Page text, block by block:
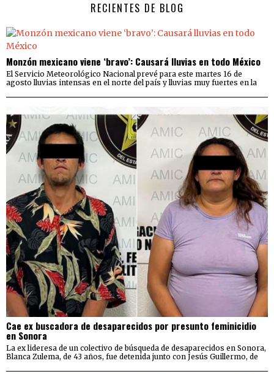
RECIENTES DE BLOG
Monzón mexicano viene ‘bravo’: Causará lluvias en todo México
El Servicio Meteorológico Nacional prevé para este martes 16 de
agosto lluvias intensas en el norte del país y lluvias muy fuertes en la
Cae ex buscadora de desaparecidos por presunto feminicidio
en Sonora
La ex lideresa de un colectivo de búsqueda de desaparecidos en Sonora,
Blanca Zulema, de 43 años, fue detenida junto con Jesús Guillermo, de